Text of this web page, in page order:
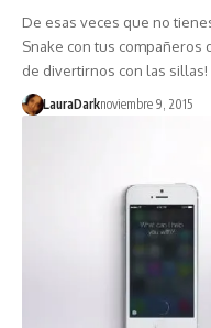
De esas veces que no
Snake con tus compañeros
de divertirnos con las sillas!
LauraDarknoviembre 9, 2015